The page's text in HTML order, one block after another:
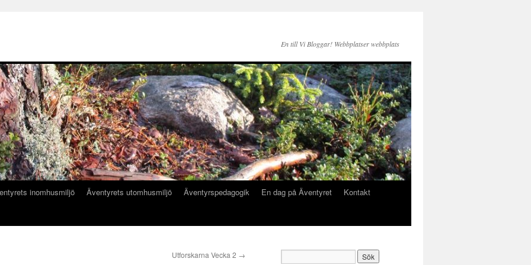
En till Vi Bloggar! Webbplatser webbplats
inomhusmiljö Äventyrets utomhusmiljö Äventyrspedagogik En dag på Äventyret
Kontakt
Utforskarna Vecka 2 →